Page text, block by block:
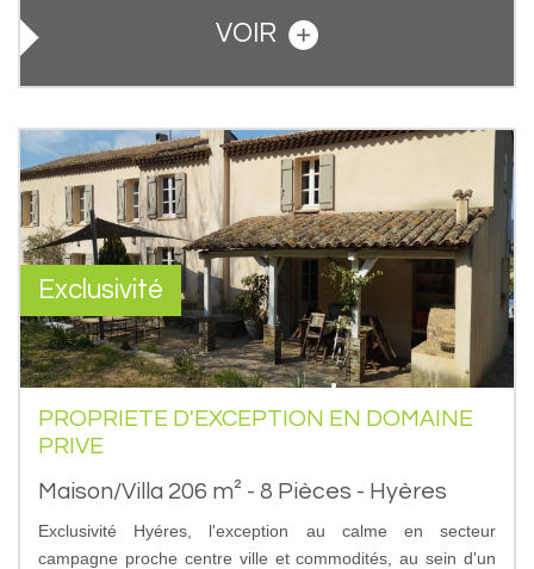
VOIR
Exclusivité
PROPRIETE D'EXCEPTION EN DOMAINE
PRIVE
Maison/Villa 206 m² - 8 Pièces - Hyères
Exclusivité Hyéres, l'exception au calme en secteur
campagne proche centre ville et commodités, au sein d'un